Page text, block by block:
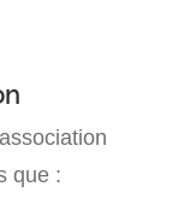
que :